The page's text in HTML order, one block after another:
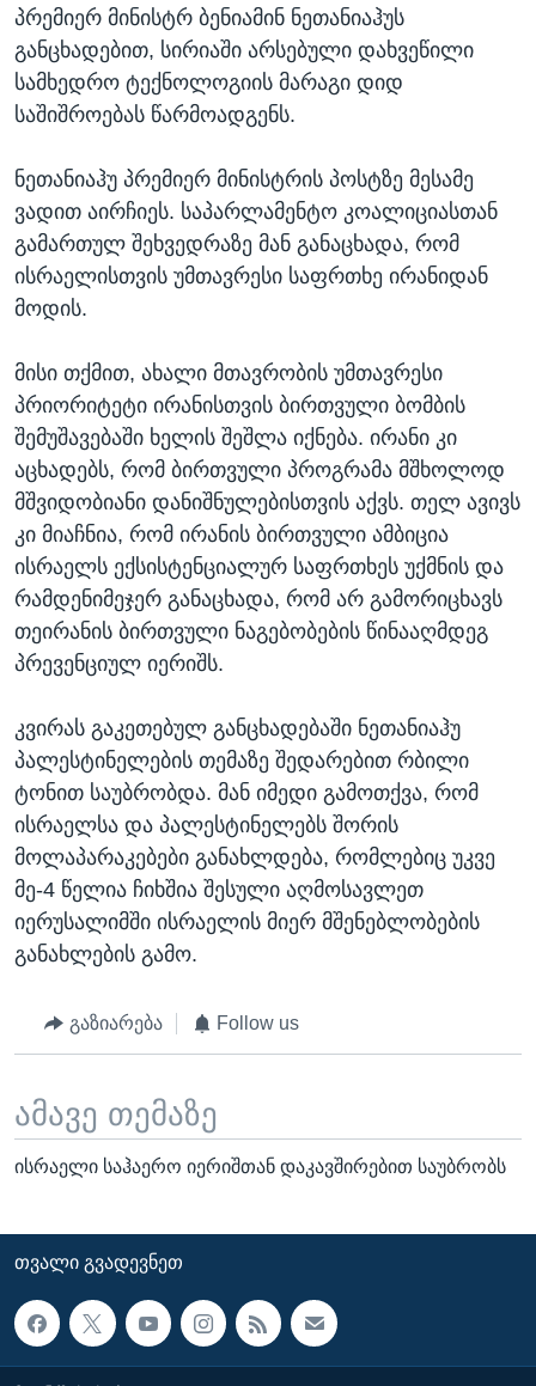
პრემიერ მინისტრ ბენიამინ ნეთანიაჰუს
განცხადებით, სირიაში არსებული დახვეწილი
სამხედრო ტექნოლოგიის მარაგი დიდ
საშიშროებას წარმოადგენს.
ნეთანიაჰუ პრემიერ მინისტრის პოსტზე მესამე
ვადით აირჩიეს. საპარლამენტო კოალიციასთან
გამართულ შეხვედრაზე მან განაცხადა, რომ
ისრაელისთვის უმთავრესი საფრთხე ირანიდან
მოდის.
მისი თქმით, ახალი მთავრობის უმთავრესი
პრიორიტეტი ირანისთვის ბირთვული ბომბის
შემუშავებაში ხელის შეშლა იქნება. ირანი კი
აცხადებს, რომ ბირთვული პროგრამა მშხოლოდ
მშვიდობიანი დანიშნულებისთვის აქვს. თელ ავივს
კი მიაჩნია, რომ ირანის ბირთვული ამბიცია
ისრაელს ექსისტენციალურ საფრთხეს უქმნის და
რამდენიმეჯერ განაცხადა, რომ არ გამორიცხავს
თეირანის ბირთვული ნაგებობების წინააღმდეგ
პრევენციულ იერიშს.
კვირას გაკეთებულ განცხადებაში ნეთანიაჰუ
პალესტინელების თემაზე შედარებით რბილი
ტონით საუბრობდა. მან იმედი გამოთქვა, რომ
ისრაელსა და პალესტინელებს შორის
მოლაპარაკებები განახლდება, რომლებიც უკვე
მე-4 წელია ჩიხშია შესული აღმოსავლეთ
იერუსალიმში ისრაელის მიერ მშენებლობების
განახლების გამო.
გაზიარება Follow us
ამავე თემაზე
ისრაელი საჰაერო იერიშთან დაკავშირებით საუბრობს
ᲗᲕᲐᲚᲘ ᲒᲕᲐᲓᲔᲕᲜᲔᲗ